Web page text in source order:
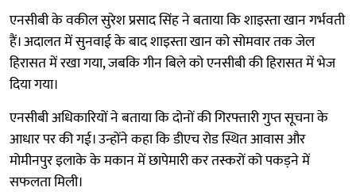
एनसीबी के वकील सुरेश प्रसाद सिंह ने बताया कि शाइस्ता खान गर्भवती
हैं। अदालत में सुनवाई के बाद शाइस्ता खान को सोमवार तक जेल
हिरासत में रखा गया, जबकि गीन बिले को एनसीबी की हिरासत में भेज
दिया गया।
एनसीबी अधिकारियों ने बताया कि दोनों की गिरफ्तारी गुप्त सूचना के
आधार पर की गई। उन्होंने कहा कि डीएच रोड स्थित आवास और
मोमीनपुर इलाके के मकान में छापेमारी कर तस्करों को पकड़ने में
सफलता मिली।